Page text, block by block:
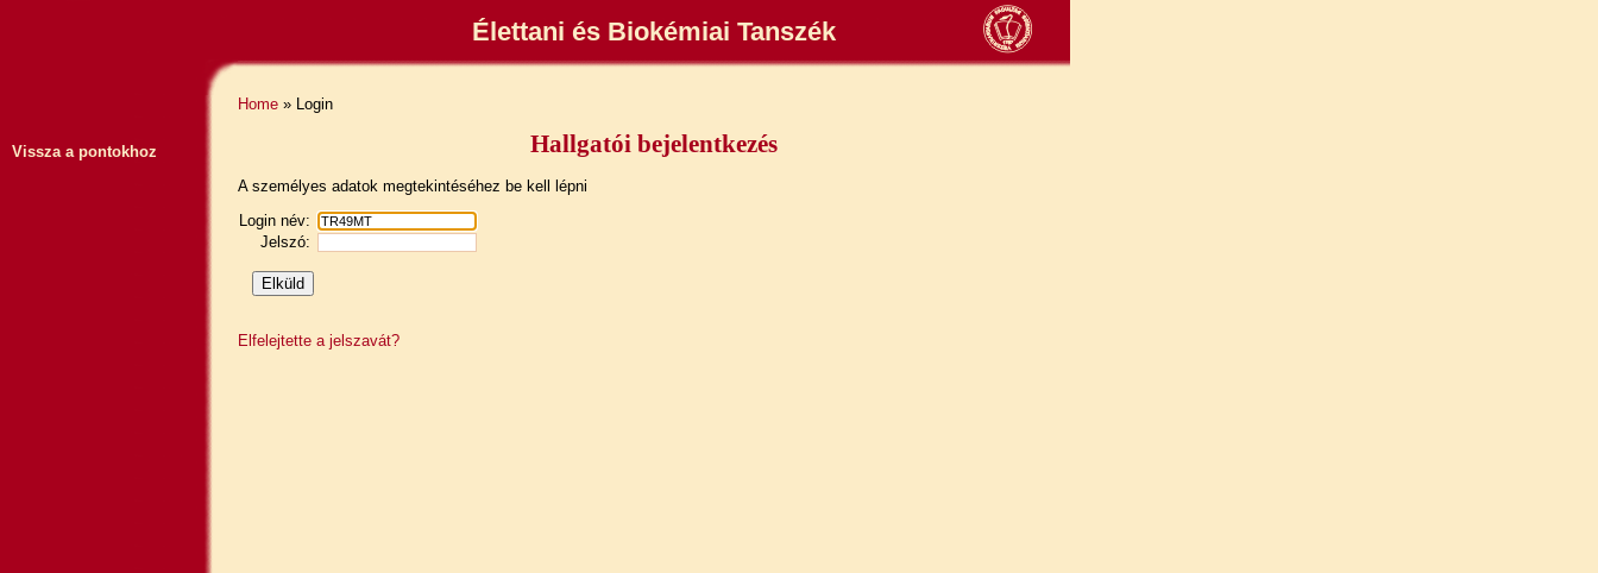
Élettani és Biokémiai Tanszék
Vissza a pontokhoz
Home » Login
Hallgatói bejelentkezés
A személyes adatok megtekintéséhez be kell lépni
Login név:
Jelszó:
Elfelejtette a jelszavát?